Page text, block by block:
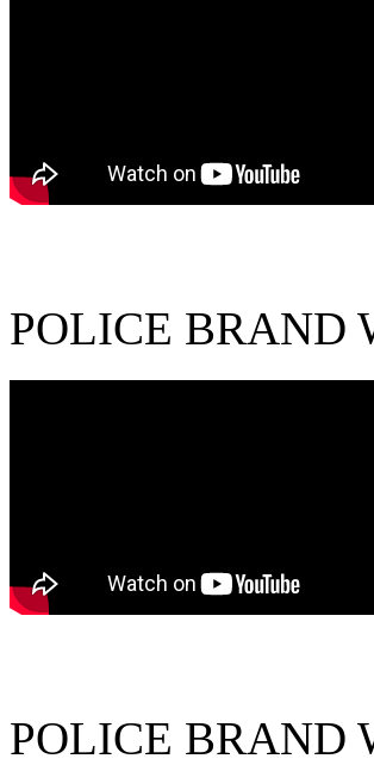
POLICE BRAND
POLICE BRAND